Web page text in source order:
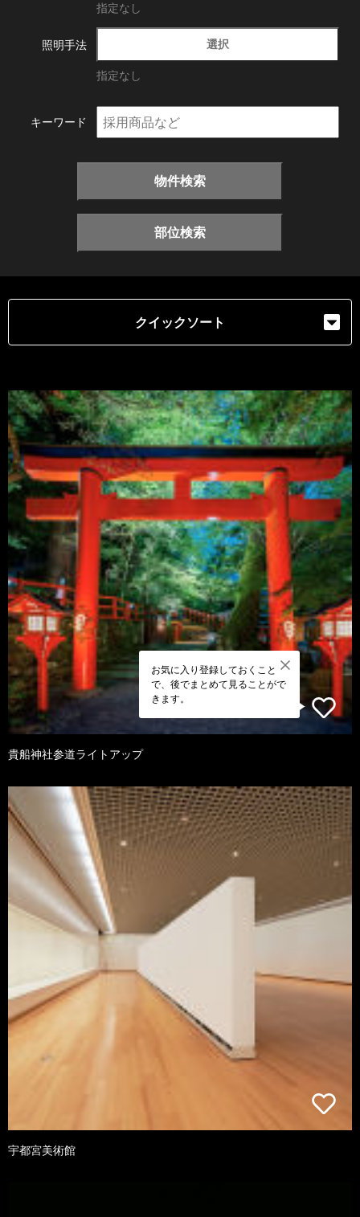
指定なし
照明手法 選択
指定なし
キーワード
物件検索
部位検索
クイックソート
お気に入り登録しておくこと
で、後でまとめて見ることがで
きます。
貴船神社参道ライトアップ
宇都宮美術館